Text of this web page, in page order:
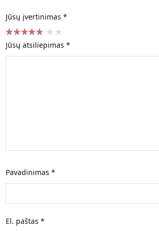
Jūsų įvertinimas *
Jūsų atsiliepimas*
Pavadinimas*
El. paštas*